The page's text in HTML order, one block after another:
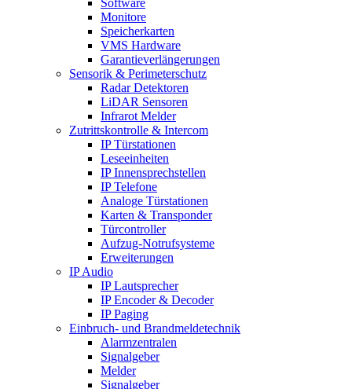
Software
Monitore
Speicherkarten
VMS Hardware
Garantieverlängerungen
Sensorik & Perimeterschutz
Radar Detektoren
LiDAR Sensoren
Infrarot Melder
Zutrittskontrolle & Intercom
IP Türstationen
Leseeinheiten
IP Innensprechstellen
IP Telefone
Analoge Türstationen
Karten & Transponder
Türcontroller
Aufzug-Notrufsysteme
Erweiterungen
IP Audio
IP Lautsprecher
IP Encoder & Decoder
IP Paging
Einbruch- und Brandmeldetechnik
Alarmzentralen
Signalgeber
Melder
Signalgeber